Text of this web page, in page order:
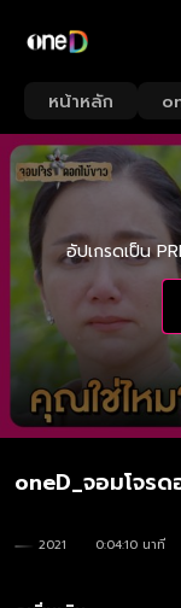
หน้าหลัก
อัปเกรดเป็น
oneD_จอมโจรด
2021
0:04:10 นาที